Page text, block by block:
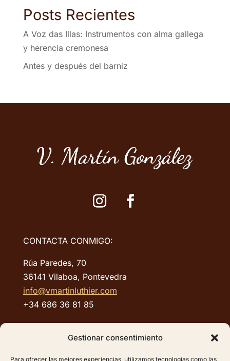
Gestionar consentimiento
Para ofrecer las mejores experiencias, utilizamos tecnologías como las
Posts Recientes
A Voz das Illas: Instrumentos con alma gallega
y herencia cremonesa
Antes y después del barniz
CONTACTA CONMIGO:
Rúa Paredes, 70
36141 Vilaboa, Pontevedra
info@vmartinluthier.com
+34 686 36 81 85
ENLACES RÁPIDOS:
Aviso Legal